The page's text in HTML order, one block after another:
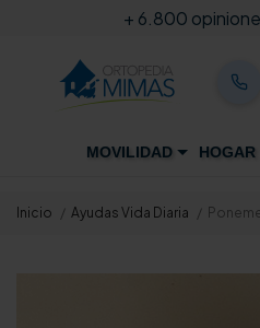
+ 6.800
MOVILIDAD HOGAR
Inicio Ayudas Vida Diaria